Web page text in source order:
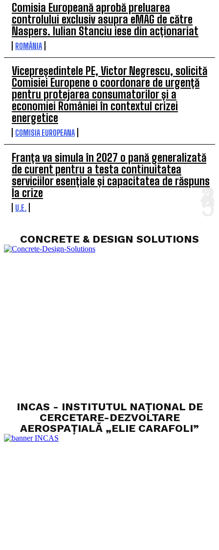
Comisia Europeană aprobă preluarea
controlului exclusiv asupra eMAG de către
Naspers. Iulian Stanciu iese din acționariat
ROMÂNIA
Vicepreședintele PE, Victor Negrescu, solicită
Comisiei Europene o coordonare de urgență
pentru protejarea consumatorilor și a
economiei României în contextul crizei
energetice
COMISIA EUROPEANA
Franța va simula în 2027 o pană generalizată
de curent pentru a testa continuitatea
serviciilor esențiale și capacitatea de răspuns
la crize
U.E.
CONCRETE & DESIGN SOLUTIONS
INCAS - INSTITUTUL NAȚIONAL DE
CERCETARE-DEZVOLTARE
AEROSPAȚIALĂ „ELIE CARAFOLI”